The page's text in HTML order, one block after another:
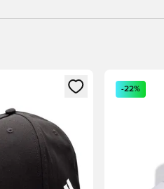
logga in eller registrera dig
Öppnar
-22%